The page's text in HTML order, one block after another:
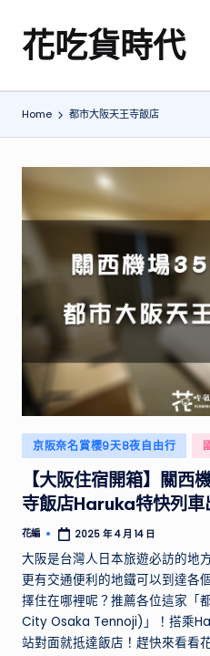
Skip花吃貨時代
分
地
旅
遊
美
食
行
程、
合
驗
得，
提
供
實
用
行
規
劃
和
景
點
推
Home 都市大阪天王寺飯店
Posted
in
京阪奈名賞櫻9天8夜自由行
【大阪住宿開箱】關西
寺飯店Haruka特快列車
Posted
by
花編 2025 年 4 月 14 日
大阪是台灣人日本旅遊必訪的地
更有交通便利的地鐵可以到達各
擇住在哪裡呢？推薦各位這家「
City Osaka Tennoji)」！搭乘
站對面就抵達飯店！趕快來看看